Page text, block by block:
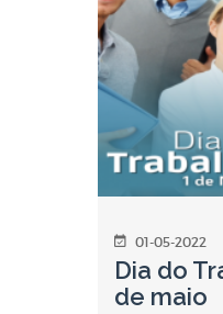
01-05-2022
Dia do
de maio